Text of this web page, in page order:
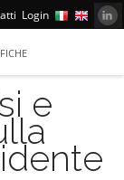
Login
e